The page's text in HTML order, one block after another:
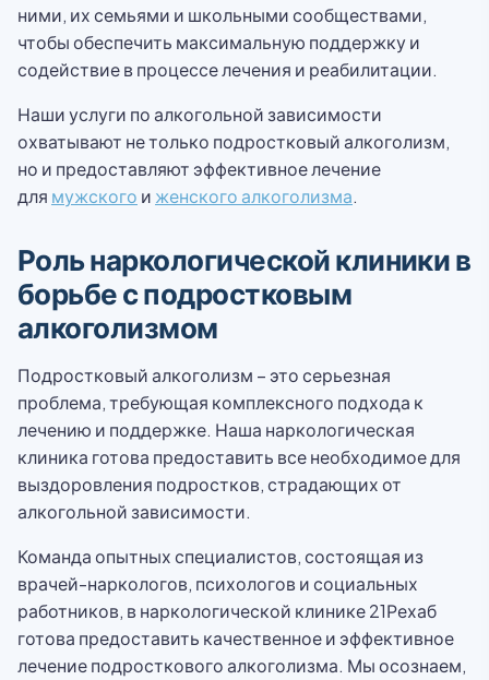
ними, их семьями и школьными сообществами,
чтобы обеспечить максимальную поддержку и
содействие в процессе лечения и реабилитации.
Наши услуги по алкогольной зависимости
охватывают не только подростковый алкоголизм,
но и предоставляют эффективное лечение
для мужского и женского алкоголизма.
Роль наркологической клиники в
борьбе с подростковым
алкоголизмом
Подростковый алкоголизм – это серьезная
проблема, требующая комплексного подхода к
лечению и поддержке. Наша наркологическая
клиника готова предоставить все необходимое для
выздоровления подростков, страдающих от
алкогольной зависимости.
Команда опытных специалистов, состоящая из
врачей-наркологов, психологов и социальных
работников, в наркологической клинике 21Рехаб
готова предоставить качественное и эффективное
лечение подросткового алкоголизма. Мы осознаем,